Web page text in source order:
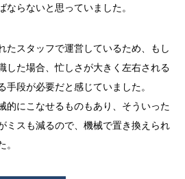
らないと思っていました。
たスタッフで運営しているため、もし
した場合、忙しさが大きく左右される
手段が必要だと感じていました。
的にこなせるものもあり、そういった
ミスも減るので、機械で置き換えられ
。